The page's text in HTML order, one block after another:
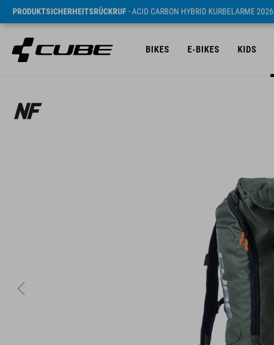
PRODUKTSICHERHEITSRÜCKRUF- ACID CARBON HYBRID KURBELARME 2026
BIKES E-BIKES KIDS